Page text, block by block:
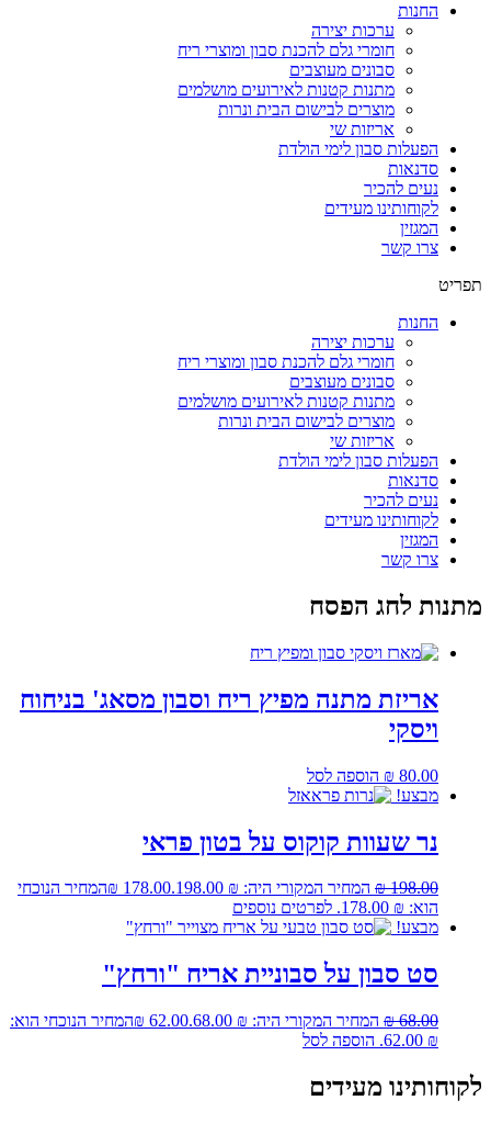
החנות
ערכות יצירה
חומרי גלם להכנת סבון ומוצרי ריח
סבונים מעוצבים
מתנות קטנות לאירועים מושלמים
מוצרים לבישום הבית ונרות
אריזות שי
הפעלות סבון לימי הולדת
סדנאות
נעים להכיר
לקוחותינו מעידים
המגזין
צרו קשר
תפריט
החנות
ערכות יצירה
חומרי גלם להכנת סבון ומוצרי ריח
סבונים מעוצבים
מתנות קטנות לאירועים מושלמים
מוצרים לבישום הבית ונרות
אריזות שי
הפעלות סבון לימי הולדת
סדנאות
נעים להכיר
לקוחותינו מעידים
המגזין
צרו קשר
מתנות לחג הפסח
אריזת מתנה מפיץ ריח וסבון מסאג' בניחוח
ויסקי
₪ 80.00
הוספה לסל
מבצע!
אזל
נר שעוות קוקוס על בטון פראי
₪198.00 המחיר המקורי היה: ₪ 198.00. ₪ 178.00
המחיר הנוכחי
הוא: ₪ 178.00.
לפרטים נוספים
מבצע!
סט סבון על סבוניית אריח "ורחץ"
₪68.00 המחיר המקורי היה: ₪ 68.00. ₪ 62.00
המחיר הנוכחי הוא:
₪ 62.00.
הוספה לסל
לקוחותינו מעידים